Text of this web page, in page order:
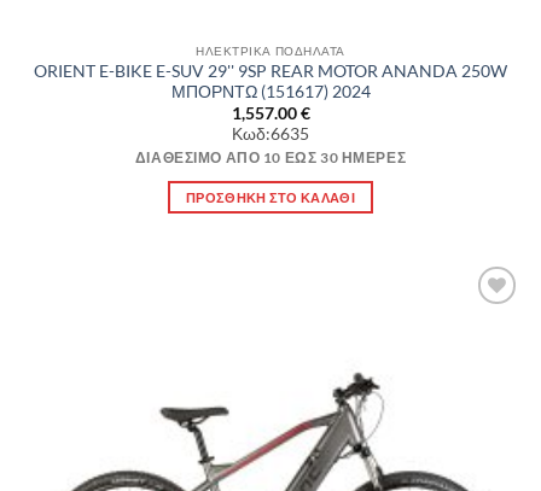
ΗΛΕΚΤΡΙΚΑ ΠΟΔΗΛΑΤΑ
ORIENT E-BIKE E-SUV 29'' 9SP REAR MOTOR ANANDA 250W
ΜΠΟΡΝΤΩ (151617) 2024
1,557.00€
Κωδ:6635
ΔΙΑΘΈΣΙΜΟ ΑΠΌ 10 ΈΩΣ 30 ΗΜΈΡΕΣ
ΠΡΟΣΘΉΚΗ ΣΤΟ ΚΑΛΆΘΙ